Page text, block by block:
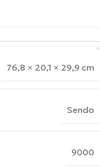
76,8 × 20,1 × 29,9 cm
Sendo
9000